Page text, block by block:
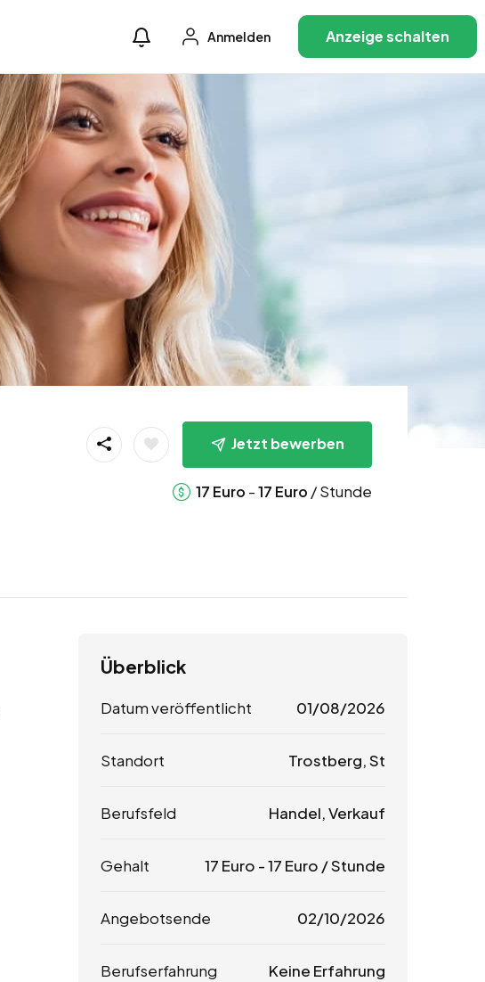
Anmelden Anzeige schalten
Jetzt bewerben
17 Euro -17 Euro / Stunde
Überblick
Datum veröffentlicht 01/08/2026
Standort Trostberg, St
Berufsfeld Handel, Verkauf
Gehalt 17 Euro -17 Euro / Stunde
Angebotsende 02/10/2026
Berufserfahrung Keine Erfahrung